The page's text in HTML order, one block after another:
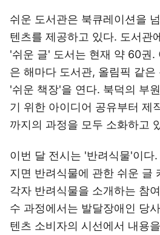
쉬운 도서관은 북큐레이션을
텐츠를 제공하고 있다. 도서관
'쉬운 글' 도서는 현재 약 60권.
은 해마다 도서관, 올림픽 같은
'쉬운 책장'을 연다. 북덕의 부
기 위한 아이디어 공유부터 제
까지의 과정을 모두 소화하고
이번 달 전시는 '반려식물'이다
지면 반려식물에 관한 쉬운 글
각자 반려식물을 소개하는 참
수 과정에서는 발달장애인 당
텐츠 소비자의 시선에서 내용